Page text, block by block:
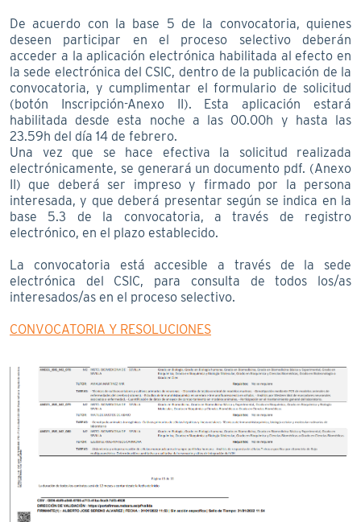
De acuerdo con la base 5 de la convocatoria, quienes
deseen participar en el proceso selectivo deberán
acceder a la aplicación electrónica habilitada al efecto en
la sede electrónica del CSIC, dentro de la publicación de la
convocatoria, y cumplimentar el formulario de solicitud
(botón Inscripción-Anexo II). Esta aplicación estará
habilitada desde esta noche a las 00.00h y hasta las
23.59h del día 14 de febrero.
Una vez que se hace efectiva la solicitud realizada
electrónicamente, se generará un documento pdf. (Anexo
II) que deberá ser impreso y firmado por la persona
interesada, y que deberá presentar según se indica en la
base 5.3 de la convocatoria, a través de registro
electrónico, en el plazo establecido.
La convocatoria está accesible a través de la sede
electrónica del CSIC, para consulta de todos los/as
interesados/as en el proceso selectivo.
CONVOCATORIA Y RESOLUCIONES